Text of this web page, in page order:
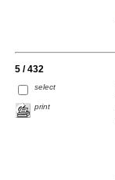
5 / 432
select
print